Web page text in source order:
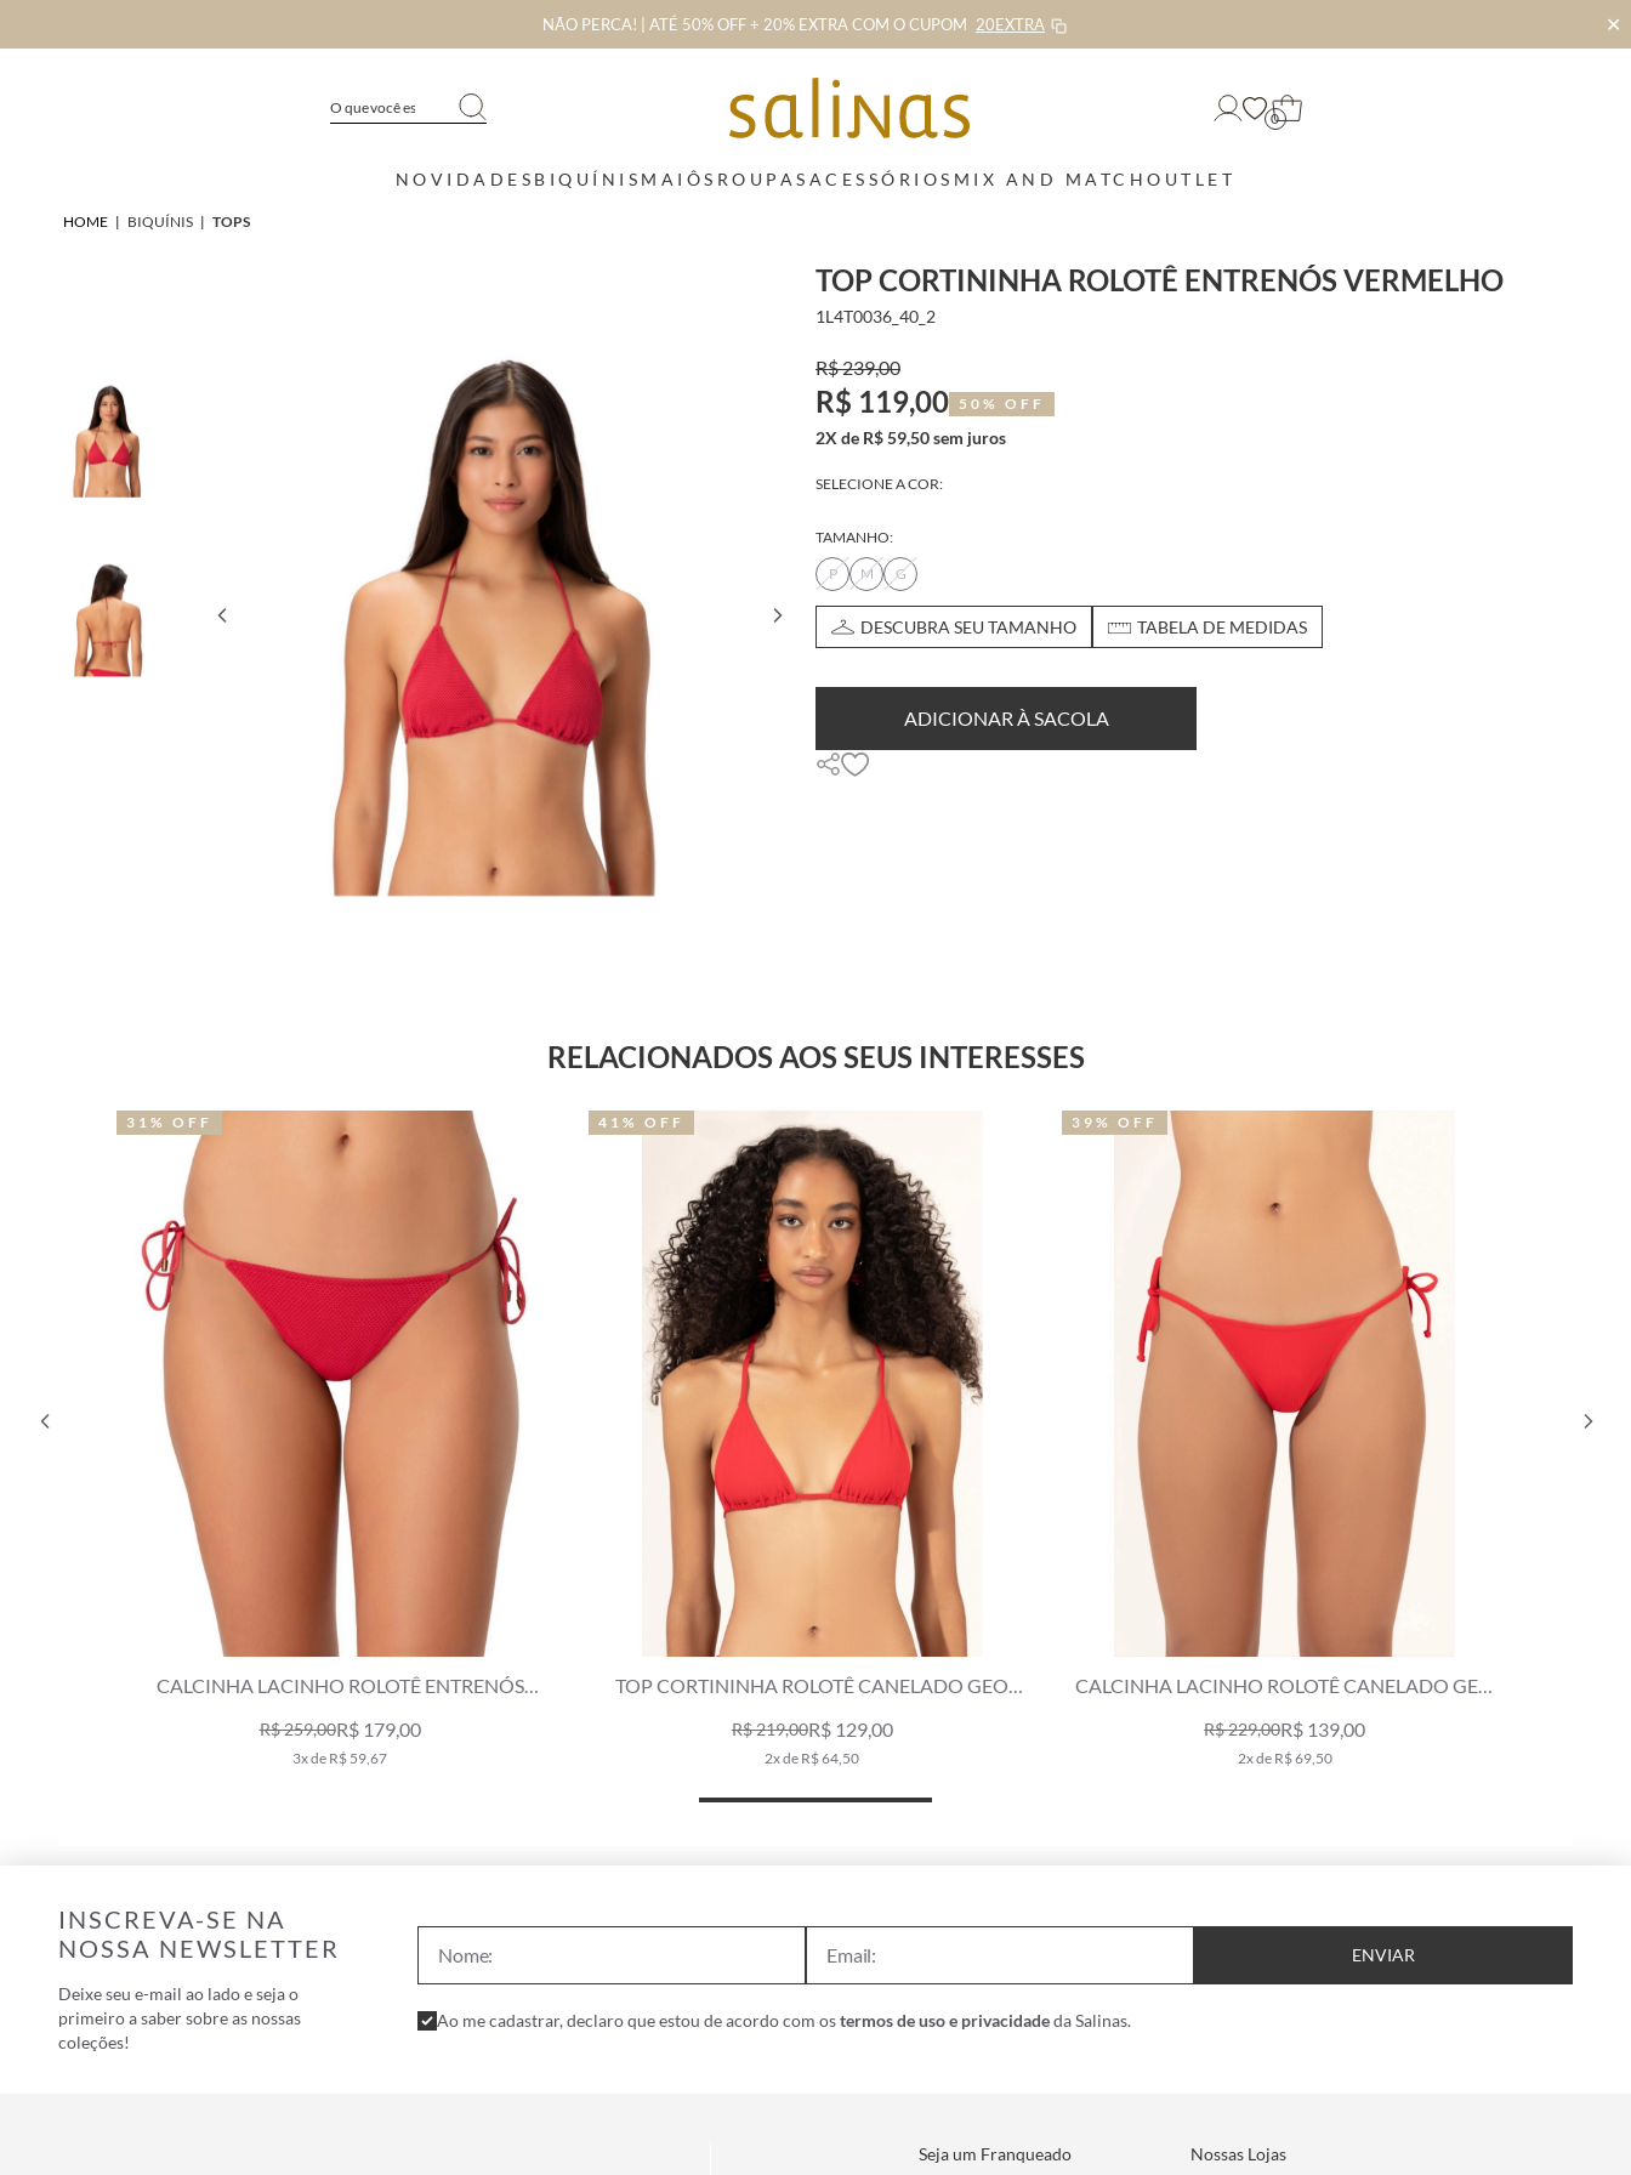
NÃO PERCA! | ATÉ 50% OFF + 20% EXTRA COM O CUPOM 20EXTRA ✕
0
NOVIDADES BIQUÍNIS MAIÔS ROUPAS ACESSÓRIOS MIX AND MATCHOUTLET
HOME | BIQUÍNIS | TOPS
TOP CORTININHA ROLOTÊ ENTRENÓS VERMELHO
1L4T0036_40_2
R$ 239,00
R$ 119,00 50% OFF
2X de R$ 59,50 sem juros
SELECIONE A COR:
TAMANHO:
P
M G
DESCUBRA SEU TAMANHO TABELA DE MEDIDAS
ADICIONAR À SACOLA
RELACIONADOS AOS SEUS INTERESSES
CALCINHA LACINHO ROLOTÊ ENTRENÓS
R$ 259,00R$ 179,00
3x de R$ 59,67
31% OFF
TOP CORTININHA ROLOTÊ CANELADO GEO
R$ 219,00R$ 129,00
2x de R$ 64,50
41% OFF
CALCINHA LACINHO ROLOTÊ CANELADO GEO
R$ 229,00R$ 139,00
2x de R$ 69,50
39% OFF
INSCREVA-SE NA
NOSSA NEWSLETTER
Deixe seu e-mail ao lado e seja o
primeiro a saber sobre as nossas
coleções!
ENVIAR
Ao me cadastrar, declaro que estou de acordo com ostermos de uso e privacidadeda Salinas.
Seja um Franqueado Nossas Lojas